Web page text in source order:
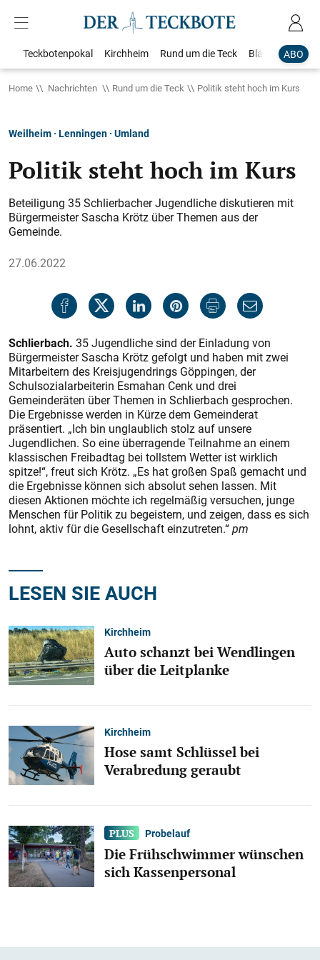
ABO
Teckbotenpokal Kirchheim Rund um die Teck Blaulicht
Home Nachrichten Rund um die Teck Politik steht hoch im Kurs
Weilheim · Lenningen · Umland
Politik steht hoch im Kurs
Beteiligung 35 Schlierbacher Jugendliche diskutieren mit
Bürgermeister Sascha Krötz über Themen aus der
Gemeinde.
27.06.2022
Schlierbach. 35 Jugendliche sind der Einladung von
Bürgermeister Sascha Krötz gefolgt und haben mit zwei
Mitarbeitern des Kreisjugendrings Göppingen, der
Schulsozialarbeiterin Esmahan Cenk und drei
Gemeinderäten über Themen in Schlierbach gesprochen.
Die Ergebnisse werden in Kürze dem Gemeinderat
präsentiert. „Ich bin unglaublich stolz auf unsere
Jugendlichen. So eine überragende Teilnahme an einem
klassischen Freibadtag bei tollstem Wetter ist wirklich
spitze!“, freut sich Krötz. „Es hat großen Spaß gemacht und
die Ergebnisse können sich absolut sehen lassen. Mit
diesen Aktionen möchte ich regelmäßig versuchen, junge
Menschen für Politik zu begeistern, und zeigen, dass es sich
lohnt, aktiv für die Gesellschaft einzutreten.“pm
LESEN SIE AUCH
Kirchheim
Auto schanzt bei Wendlingen
über die Leitplanke
Kirchheim
Hose samt Schlüssel bei
Verabredung geraubt
Probelauf
Die Frühschwimmer wünschen
sich Kassenpersonal